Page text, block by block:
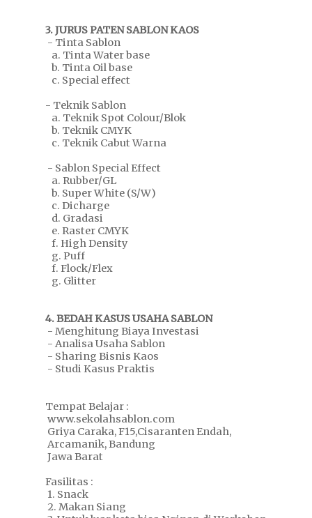
3. JURUS PATEN SABLON KAOS
- Tinta Sablon
a. Tinta Water base
b. Tinta Oil base
c. Special effect
- Teknik Sablon
a. Teknik Spot Colour/Blok
b. Teknik CMYK
c. Teknik Cabut Warna
- Sablon Special Effect
a. Rubber/GL
b. Super White (S/W)
c. Dicharge
d. Gradasi
e. Raster CMYK
f. High Density
g. Puff
f. Flock/Flex
g. Glitter
4. BEDAH KASUS USAHA SABLON
- Menghitung Biaya Investasi
- Analisa Usaha Sablon
- Sharing Bisnis Kaos
- Studi Kasus Praktis
Tempat Belajar :
www.sekolahsablon.com
Griya Caraka, F15,Cisaranten Endah,
Arcamanik, Bandung
Jawa Barat
Fasilitas :
1. Snack
2. Makan Siang